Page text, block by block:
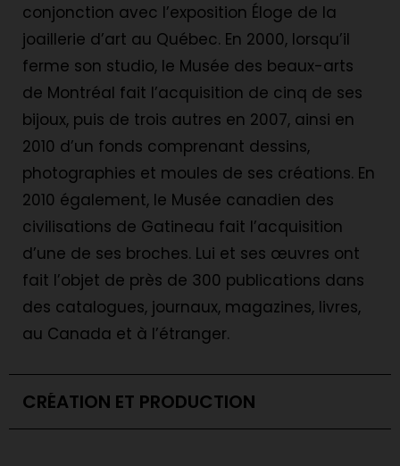
conjonction avec l’exposition Éloge de la
joaillerie d’art au Québec. En 2000, lorsqu’il
ferme son studio, le Musée des beaux-arts
de Montréal fait l’acquisition de cinq de ses
bijoux, puis de trois autres en 2007, ainsi en
2010 d’un fonds comprenant dessins,
photographies et moules de ses créations. En
2010 également, le Musée canadien des
civilisations de Gatineau fait l’acquisition
d’une de ses broches. Lui et ses œuvres ont
fait l’objet de près de 300 publications dans
des catalogues, journaux, magazines, livres,
au Canada et à l’étranger.
CRÉATION ET PRODUCTION